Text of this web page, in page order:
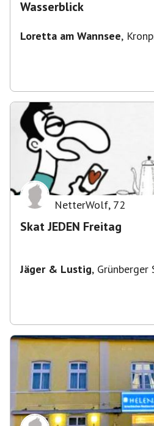
Wasserblick
Loretta am Wannsee,
NetterWolf, 72
Skat JEDEN Freitag
Jäger & Lustig, Grünberger